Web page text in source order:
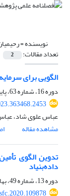
نویسنده =
تعداد مقالات: 2
الگویی برای
دوره 16، شماره 63، پاییز 1402، صفحه
عباس علوی شاد،
مشاهده مقاله
تدوین الگوی
داده‌بنیاد
دوره 13، شماره 49، بهار 1399، صفحه